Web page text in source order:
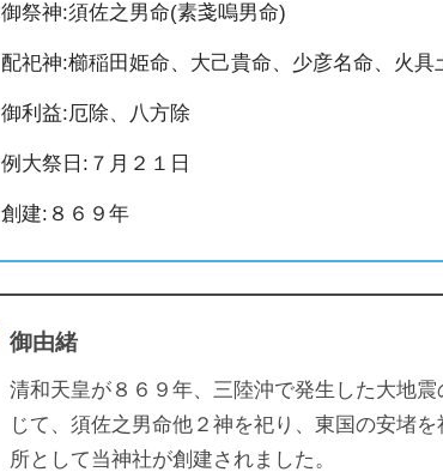
御祭神:須佐之男命(素戔嗚男命)
配祀神:櫛稲田姫命、大己貴命、少彦名命、火具
御利益:厄除、八方除
例大祭日:７月２１日
創建:８６９年
御由緒
清和天皇が８６９年、三陸沖で発生した大地
じて、須佐之男命他２神を祀り、東国の安堵
所として当神社が創建されました。